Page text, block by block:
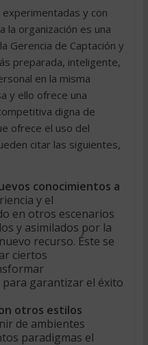
y con
la organización es una
Gerencia de Captación y
preparada, inteligente,
en la misma
y ello ofrece una
digna de
ofrece el uso del
citar las siguientes,
conocimientos a
y el
en otros escenarios
y asimilados por la
recurso. Éste se
ciertos
garantizar el éxito
otros estilos
de ambientes
paradigmas el